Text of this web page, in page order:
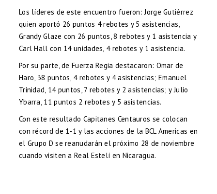
Los líderes de este encuentro fueron: Jorge Gutiérrez
quien aportó 26 puntos 4 rebotes y 5 asistencias,
Grandy Glaze con 26 puntos, 8 rebotes y 1 asistencia y
Carl Hall con 14 unidades, 4 rebotes y 1 asistencia.
Por su parte, de Fuerza Regia destacaron: Omar de
Haro, 38 puntos, 4 rebotes y 4 asistencias; Emanuel
Trinidad, 14 puntos, 7 rebotes y 2 asistencias; y Julio
Ybarra, 11 puntos 2 rebotes y 5 asistencias.
Con este resultado Capitanes Centauros se colocan
con récord de 1-1 y las acciones de la BCL Americas en
el Grupo D se reanudarán el próximo 28 de noviembre
cuando visiten a Real Estelí en Nicaragua.